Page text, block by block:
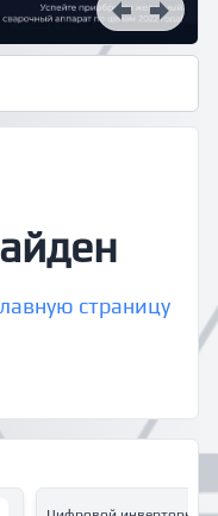
страницу